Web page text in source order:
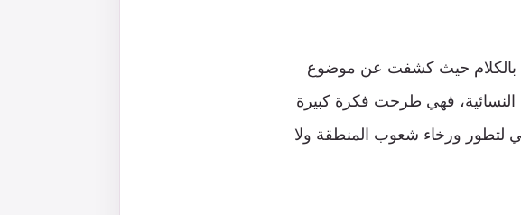
بالكلام حيث كشفت عن موضوع
النسائية، فهي طرحت فكرة كبيرة
لتطور ورخاء شعوب المنطقة ولا